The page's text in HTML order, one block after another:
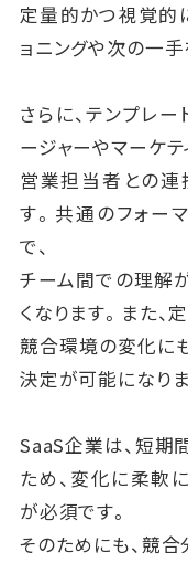
定量的かつ視覚的
ョニングや次の一手
さらに、テンプレ
ージャーやマーケテ
営業担当者との連
す。共通のフォー
で、
チーム間での理解
くなります。また、
競合環境の変化に
決定が可能になりま
SaaS企業は、短期
ため、変化に柔軟
が必須です。
そのためにも、競合